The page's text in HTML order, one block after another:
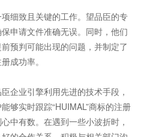
细致且关键的工作。望品臣的专
申请文件准确无误。同时，他们
预判可能出现的问题，并制定了
成功率。
企业引擎利用先进的技术手段，
够实时跟踪“HUIMAL”商标的注册
中有数。在遇到一些小波折时，